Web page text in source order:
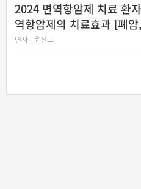
2024 면역항암제 치료 환
역항암제의 치료효과 [폐
연자 : 윤신교